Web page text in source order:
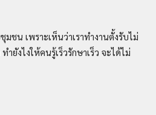
ชน เพราะเห็นว่าเราทำงานตั้งรับไม่
ยังไงให้คนรู้เร็วรักษาเร็ว จะได้ไม่